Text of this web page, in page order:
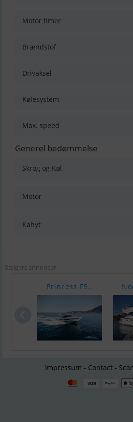
Motor timer
Brændstof
Drivaksel
Kølesystem
Max. speed
Generel bedømmelse
Skrog og Køl
Motor
Kahyt
Sælgers annoncer
Princess F5..
Impressum - Contact -